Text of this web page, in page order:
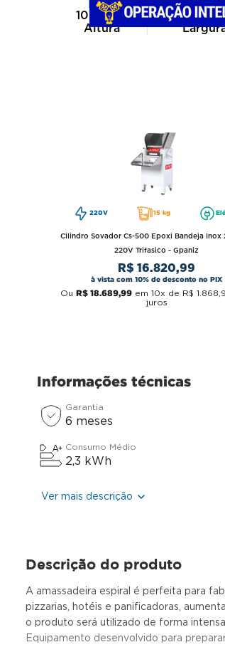
103,0cm
Altura
49,0
220V 15 kg
Cilindro Sovador Cs-500 Epoxi Bandeja Inox
220V Trifasico - Gpaniz
R$ 16.820,99
à vista com 10% de desconto no PIX
Ou R$ 18.689,99 em 10x de R$ 1 868
juros
Informações técnicas
Garantia
6 meses
Consumo Médio
2,3 kWh
Ver mais descrição
Descrição do produto
A amassadeira espiral é perfeita para
pizzarias, hotéis e panificadoras,
o produto será utilizado de forma
Equipamento desenvolvido para